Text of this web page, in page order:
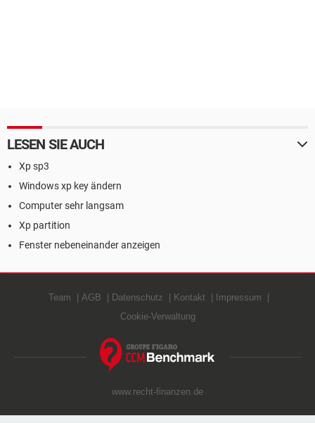
LESEN SIE AUCH
Xp sp3
Windows xp key ändern
Computer sehr langsam
Xp partition
Fenster nebeneinander anzeigen
Team AGB Datenschutz Kontakt
Impressum
Cookie-Verwaltung
www.recht-finanzen.de